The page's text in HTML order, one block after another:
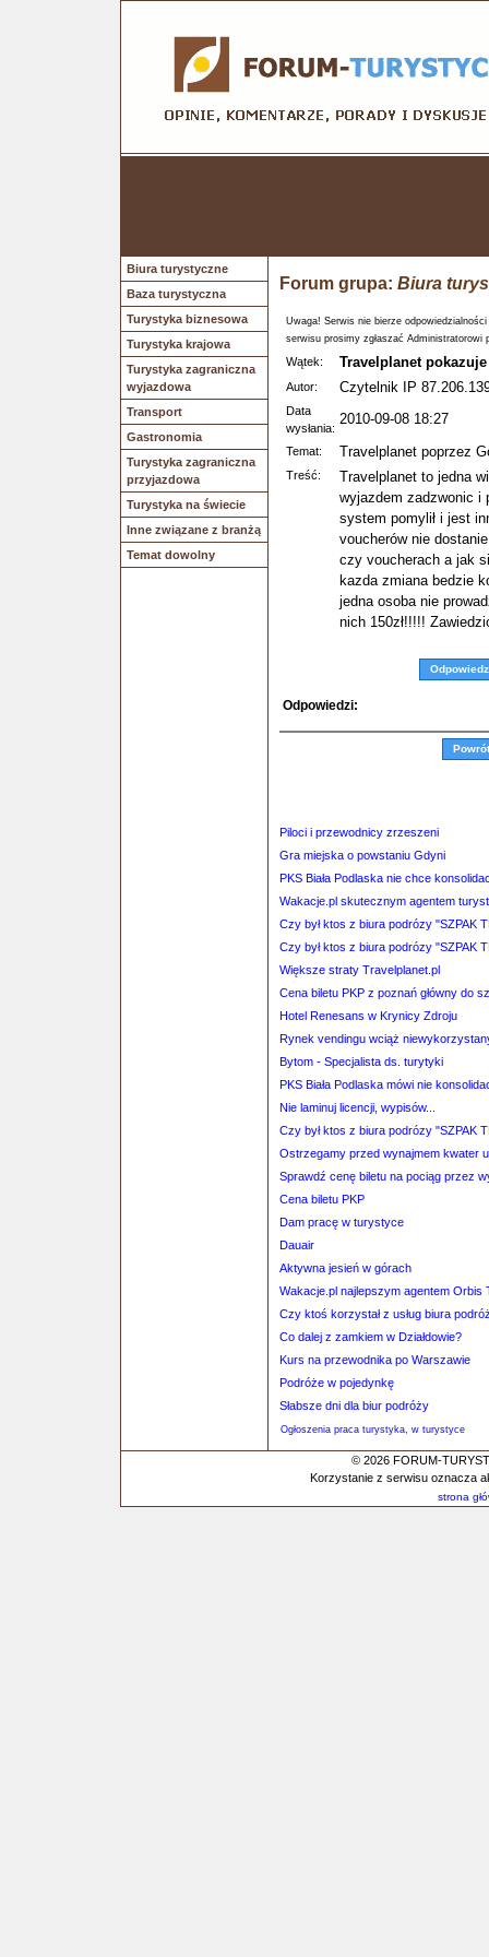
Biura turystyczne
Baza turystyczna
Turystyka biznesowa
Turystyka krajowa
Turystyka zagraniczna
wyjazdowa
Transport
Gastronomia
Turystyka zagraniczna
przyjazdowa
Turystyka na świecie
Inne związane z branżą
Temat dowolny
Forum grupa: Biura
Uwaga! Serwis nie bierze
serwisu prosimy zgłaszać Administratorowi
Wątek: Travelplanet
Autor: Czytelnik IP
Data
wysłania:
2010-09-08 18:27
Temat: Travelplanet poprzez
Treść:
Travelplanet to jedna
wyjazdem zadzwonic i
system pomylił i jest
voucherów nie
czy voucherach a jak
kazda zmiana bedzie
jedna osoba nie
nich 150zł!!!!!
Odpowiedz
Odpowiedzi:
Piloci i przewodnicy zrzeszeni
Gra miejska o powstaniu Gdyni
PKS Biała Podlaska nie chce
Wakacje.pl skutecznym agentem
Czy był ktos z biura podrózy "SZPAK
Czy był ktos z biura podrózy "SZPAK
Większe straty Travelplanet.pl
Cena biletu PKP z poznań główny do
Hotel Renesans w Krynicy Zdroju
Rynek vendingu wciąż
Bytom - Specjalista ds. turytyki
PKS Biała Podlaska mówi nie
Nie laminuj licencji, wypisów...
Czy był ktos z biura podrózy "SZPAK
Ostrzegamy przed wynajmem kwater
Sprawdź cenę biletu na pociąg przez
Cena biletu PKP
Dam pracę w turystyce
Dauair
Aktywna jesień w górach
Wakacje.pl najlepszym agentem Orbis
Czy ktoś korzystał z usług biura
Co dalej z zamkiem w Działdowie?
Kurs na przewodnika po Warszawie
Podróże w pojedynkę
Słabsze dni dla biur podróży
Ogłoszenia praca turystyka, w turystyce
© 2026 FORUM-
Korzystanie z serwisu oznacza
strona